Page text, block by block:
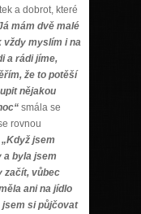
a dobrot, které
mám dvě malé
vždy myslím i na
a rádi jíme,
že to potěší
nějakou
smála se
rovnou
„Když jsem
a byla jsem
začít, vůbec
ani na jídlo
jsem si půjčovat